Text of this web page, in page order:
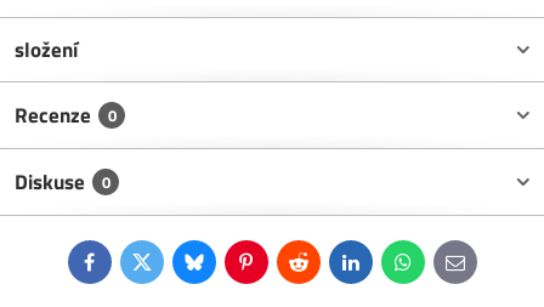
složení
Recenze 0
Diskuse 0
FacebookTwitterBlueskyPinterestReddit LinkedInWhatsApp
E-
mail